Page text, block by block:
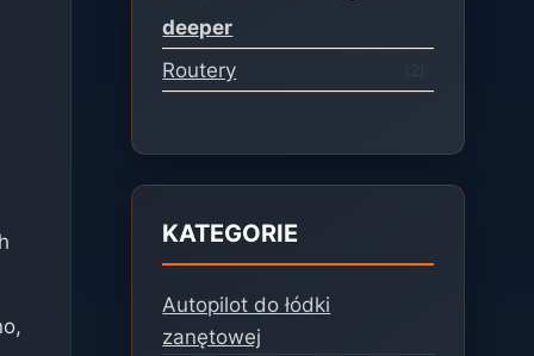
deeper
Routery
KATEGORIE
Autopilot do łódki
zanętowej